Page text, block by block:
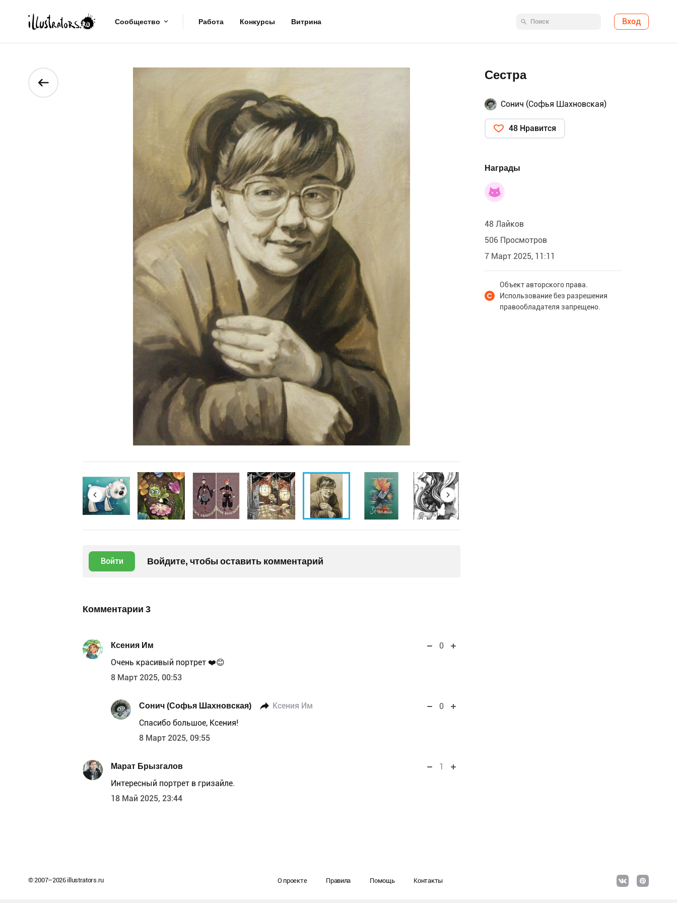
Сообщество Работа Конкурсы Витрина Вход
Войти Войдите, чтобы оставить комментарий
Комментарии 3
Ксения Им
0
Очень красивый портрет ❤️😊
8 Март 2025, 00:53
Сонич (Софья Шахновская) Ксения Им
0
Спасибо большое, Ксения!
8 Март 2025, 09:55
Марат Брызгалов
1
Интересный портрет в гризайле.
18 Май 2025, 23:44
Сестра
Сонич (Софья Шахновская)
48 Нравится
Награды
48 Лайков
506 Просмотров
7 Март 2025, 11:11
Объект авторского права.
Использование без разрешения
правообладателя запрещено.
© 2007–2026illustrators.ru О проекте Правила Помощь Контакты